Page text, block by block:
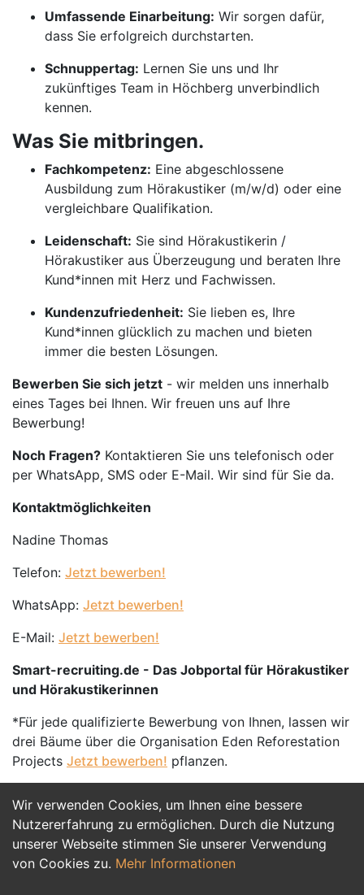
Wir verwenden Cookies, um Ihnen eine bessere
Nutzererfahrung zu ermöglichen. Durch die Nutzung
unserer Webseite stimmen Sie unserer Verwendung
von Cookies zu. Mehr Informationen
Umfassende Einarbeitung: Wir sorgen dafür,
dass Sie erfolgreich durchstarten.
Schnuppertag: Lernen Sie uns und Ihr
zukünftiges Team in Höchberg unverbindlich
kennen.
Was Sie mitbringen.
Fachkompetenz: Eine abgeschlossene
Ausbildung zum Hörakustiker (m/w/d) oder eine
vergleichbare Qualifikation.
Leidenschaft: Sie sind Hörakustikerin /
Hörakustiker aus Überzeugung und beraten Ihre
Kund*innen mit Herz und Fachwissen.
Kundenzufriedenheit: Sie lieben es, Ihre
Kund*innen glücklich zu machen und bieten
immer die besten Lösungen.
Bewerben Sie sich jetzt - wir melden uns innerhalb
eines Tages bei Ihnen. Wir freuen uns auf Ihre
Bewerbung!
Noch Fragen? Kontaktieren Sie uns telefonisch oder
per WhatsApp, SMS oder E-Mail. Wir sind für Sie da.
Kontaktmöglichkeiten
Nadine Thomas
Telefon: Jetzt bewerben!
WhatsApp: Jetzt bewerben!
E-Mail: Jetzt bewerben!
Smart-recruiting.de - Das Jobportal für Hörakustiker
und Hörakustikerinnen
*Für jede qualifizierte Bewerbung von Ihnen, lassen wir
drei Bäume über die Organisation Eden Reforestation
Projects Jetzt bewerben! pflanzen.
Jetzt Bewerben